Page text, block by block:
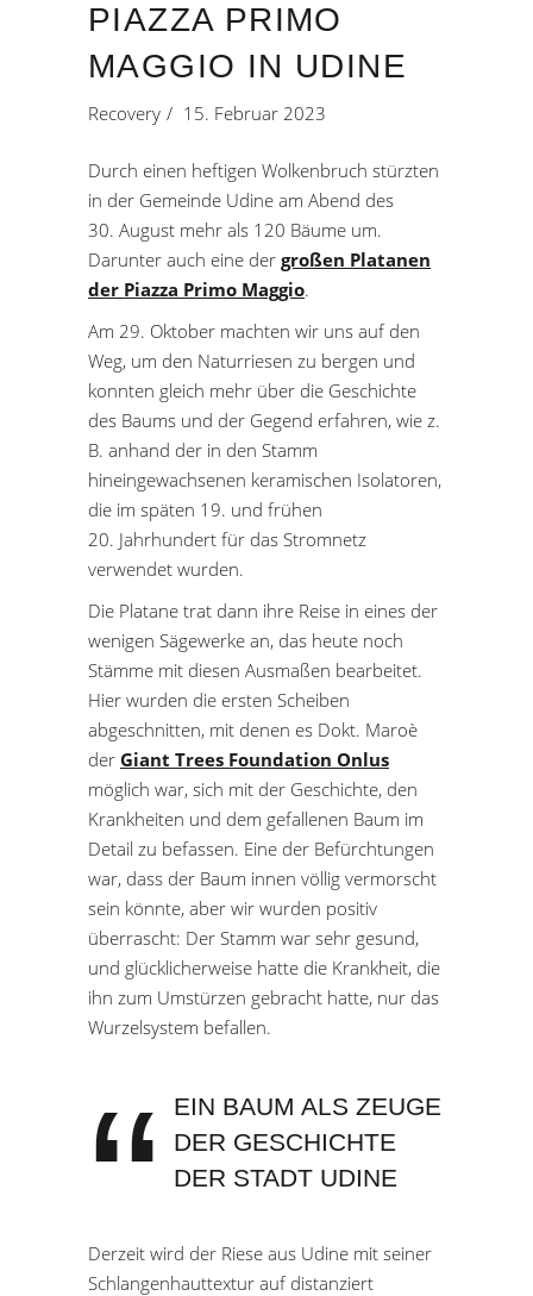
PIAZZA PRIMO
MAGGIO IN UDINE
Recovery 15. Februar 2023
Durch einen heftigen Wolkenbruch stürzten
in der Gemeinde Udine am Abend des
30. August mehr als 120 Bäume um.
Darunter auch eine der großen Platanen
der Piazza Primo Maggio.
Am 29. Oktober machten wir uns auf den
Weg, um den Naturriesen zu bergen und
konnten gleich mehr über die Geschichte
des Baums und der Gegend erfahren, wie z.
B. anhand der in den Stamm
hineingewachsenen keramischen Isolatoren,
die im späten 19. und frühen
20. Jahrhundert für das Stromnetz
verwendet wurden.
Die Platane trat dann ihre Reise in eines der
wenigen Sägewerke an, das heute noch
Stämme mit diesen Ausmaßen bearbeitet.
Hier wurden die ersten Scheiben
abgeschnitten, mit denen es Dokt. Maroè
der Giant Trees Foundation Onlus
möglich war, sich mit der Geschichte, den
Krankheiten und dem gefallenen Baum im
Detail zu befassen. Eine der Befürchtungen
war, dass der Baum innen völlig vermorscht
sein könnte, aber wir wurden positiv
überrascht: Der Stamm war sehr gesund,
und glücklicherweise hatte die Krankheit, die
ihn zum Umstürzen gebracht hatte, nur das
Wurzelsystem befallen.
EIN BAUM ALS ZEUGE
DER GESCHICHTE
DER STADT UDINE
Derzeit wird der Riese aus Udine mit seiner
Schlangenhauttextur auf distanziert